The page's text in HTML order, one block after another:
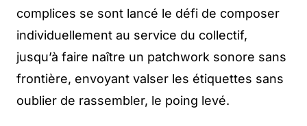
complices se sont lancé le défi de composer
individuellement au service du collectif,
jusqu’à faire naître un patchwork sonore sans
frontière, envoyant valser les étiquettes sans
oublier de rassembler, le poing levé.